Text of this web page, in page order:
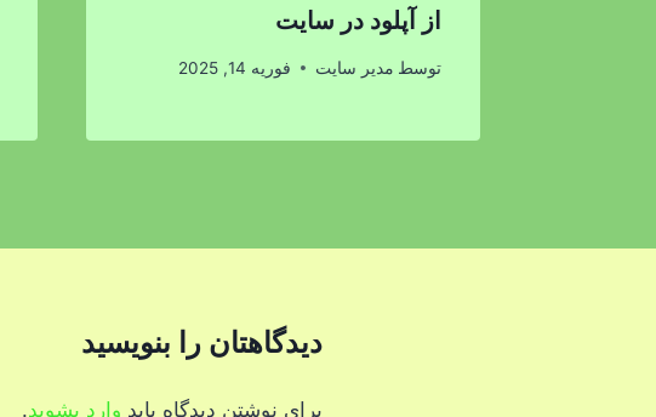
از آپلود در سایت
توسط مدیر سایت فوریه 14, 2025
دیدگاهتان را بنویسید
برای نوشتن دیدگاه باید وارد بشوید.